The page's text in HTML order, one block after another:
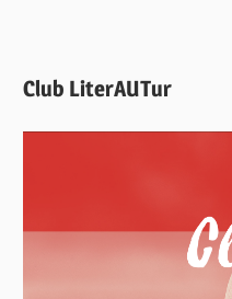
Club LiterAUTur